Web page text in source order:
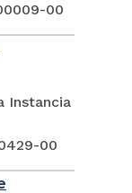
00
Instancia
00